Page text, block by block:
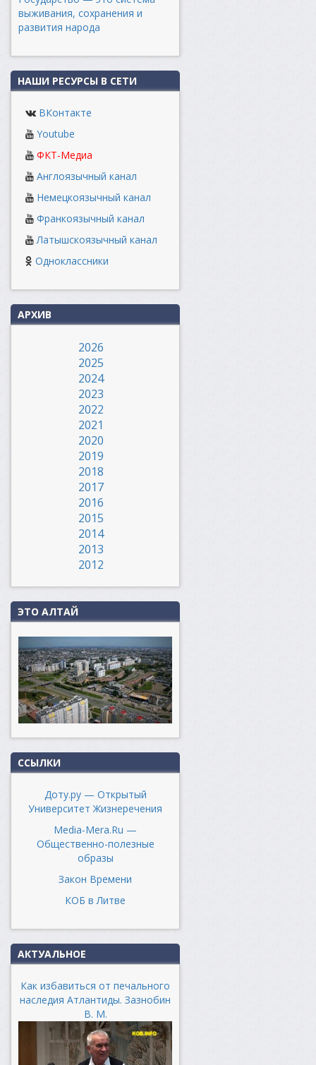
выживания, сохранения и
развития народа
НАШИ РЕСУРСЫ В СЕТИ
ВКонтакте
Youtube
ФКТ-Медиа
Англоязычный канал
Немецкоязычный канал
Франкоязычный канал
Латышскоязычный канал
Одноклассники
АРХИВ
2026
2025
2024
2023
2022
2021
2020
2019
2018
2017
2016
2015
2014
2013
2012
ЭТО АЛТАЙ
ССЫЛКИ
Доту.ру — Открытый
Университет Жизнеречения
Media-Mera.Ru —
Общественно-полезные
образы
Закон Времени
КОБ в Литве
АКТУАЛЬНОЕ
Как избавиться от печального
наследия Атлантиды. Зазнобин
В. М.